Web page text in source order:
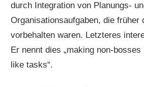
durch Integration von Planungs-
Organisationsaufgaben, die früher
vorbehalten waren. Letzteres
Er nennt dies „making non-
like tasks“.